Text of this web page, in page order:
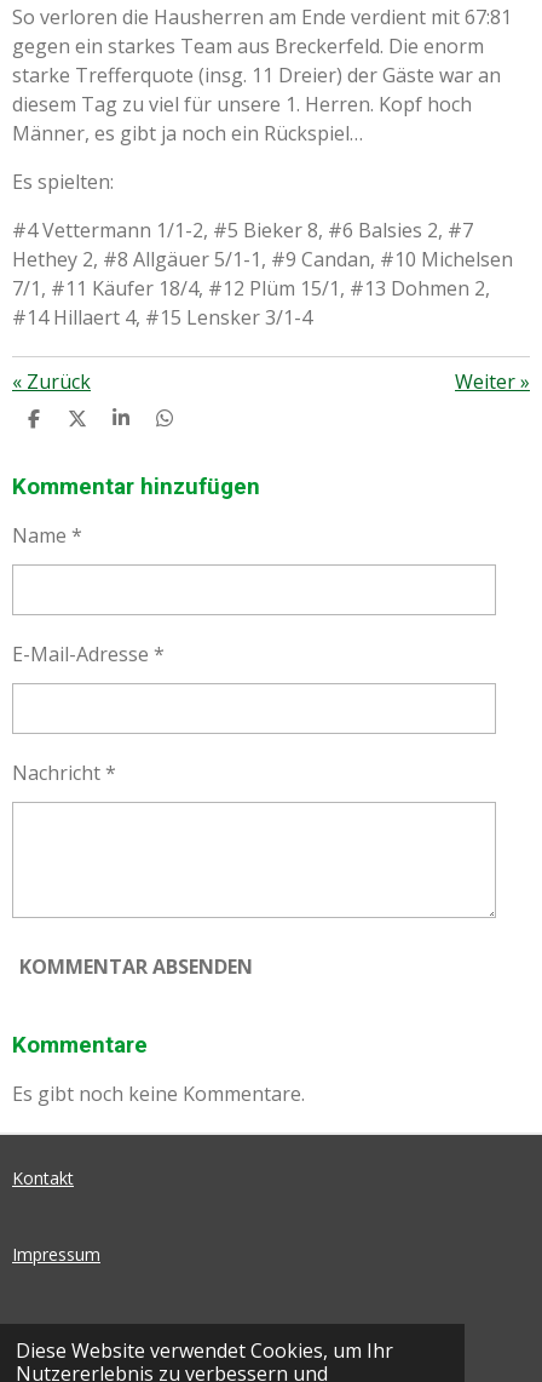
Diese Website verwendet Cookies, um Ihr
Nutzererlebnis zu verbessern und
So verloren die Hausherren am Ende verdient mit 67:81
gegen ein starkes Team aus Breckerfeld. Die enorm
starke Trefferquote (insg. 11 Dreier) der Gäste war an
diesem Tag zu viel für unsere 1. Herren. Kopf hoch
Männer, es gibt ja noch ein Rückspiel…
Es spielten:
#4 Vettermann 1/1-2, #5 Bieker 8, #6 Balsies 2, #7
Hethey 2, #8 Allgäuer 5/1-1, #9 Candan, #10 Michelsen
7/1, #11 Käufer 18/4, #12 Plüm 15/1, #13 Dohmen 2,
#14 Hillaert 4, #15 Lensker 3/1-4
« Zurück Weiter»
T
L
T
L
T
L
T
L
Kommentar hinzufügen
Name *
E-Mail-Adresse *
Nachricht *
KOMMENTAR ABSENDEN
Kommentare
Es gibt noch keine Kommentare.
Kontakt
Impressum
Datenschutz